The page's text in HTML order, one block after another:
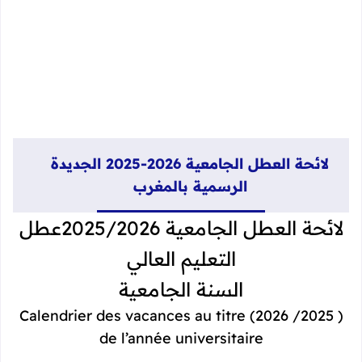
لائحة العطل الجامعية 2026-2025 الجديدة
الرسمية بالمغرب
لائحة العطل الجامعية 2025/2026عطل
التعليم العالي
السنة الجامعية
( 2025/ 2026) Calendrier des vacances au titre
de l’année universitaire